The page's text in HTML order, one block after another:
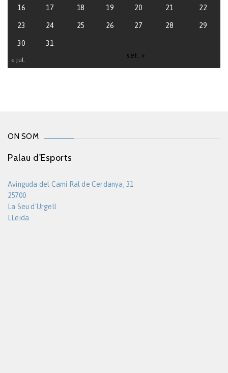
« jul.
set. »
16 17 18 19 20 21 22
23 24 25 26 27 28 29
30 31
ON SOM
Palau d'Esports
Avinguda del Camí Ral de Cerdanya, 31
25700
La Seu d'Urgell
LLeida